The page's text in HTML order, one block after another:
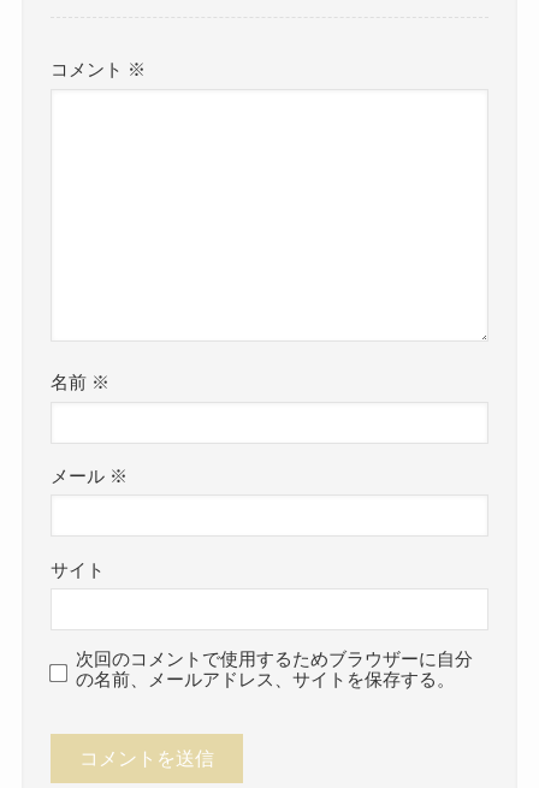
コメント ※
名前 ※
メール ※
サイト
次回のコメントで使用するためブラウザーに自分
の名前、メールアドレス、サイトを保存する。